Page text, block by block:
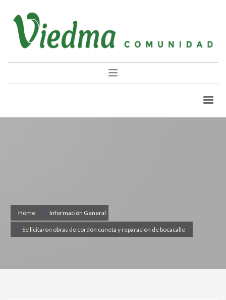
Home Información General
Se licitaron obras de cordón cuneta y reparación de bocacalle